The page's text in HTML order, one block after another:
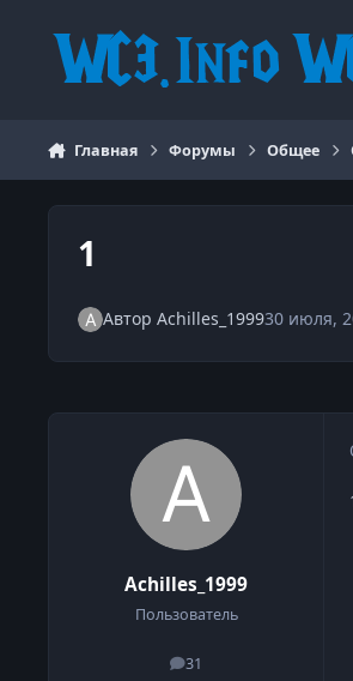
Главная Форумы Общее
1
Автор Achilles_199930 июля,
Achilles_1999
Пользователь
31
сообщения